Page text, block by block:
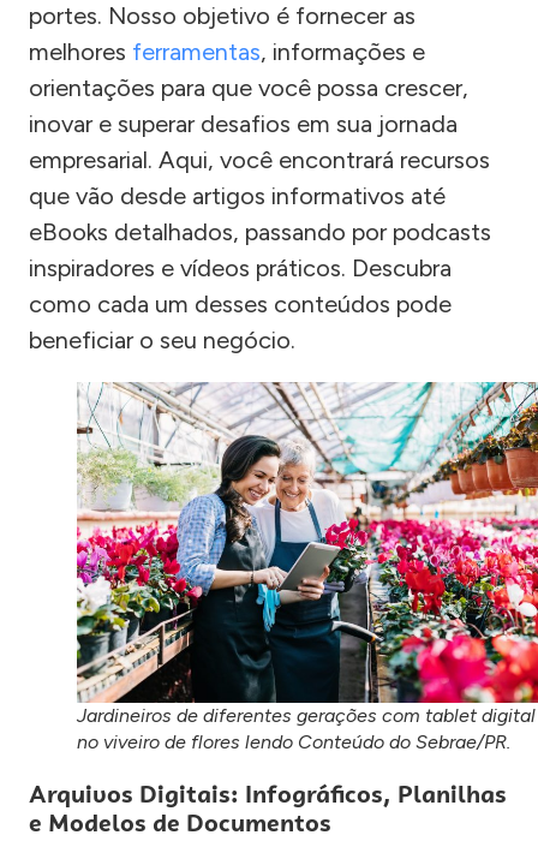
portes. Nosso objetivo é fornecer as
melhores ferramentas, informações e
orientações para que você possa crescer,
inovar e superar desafios em sua jornada
empresarial. Aqui, você encontrará recursos
que vão desde artigos informativos até
eBooks detalhados, passando por podcasts
inspiradores e vídeos práticos. Descubra
como cada um desses conteúdos pode
beneficiar o seu negócio.
Jardineiros de diferentes gerações com tablet digital
no viveiro de flores lendo Conteúdo do Sebrae/PR.
Arquivos Digitais: Infográficos, Planilhas
e Modelos de Documentos